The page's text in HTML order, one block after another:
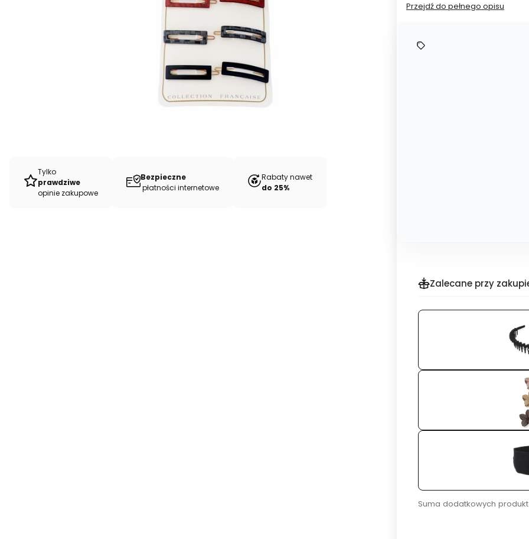
Tylko
prawdziwe
opinie zakupowe
Bezpieczne
płatności internetowe
Rabaty nawet
do 25%
Przejdź do pełnego opisu
Zalecane przy
Suma dodatkowych